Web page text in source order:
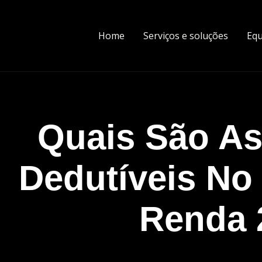
Home Serviços e soluções
Quais São
Dedutíveis
Renda